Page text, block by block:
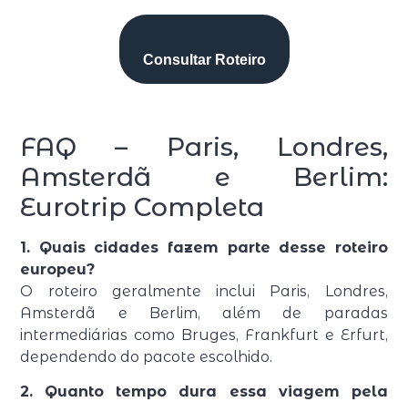
Consultar Roteiro
FAQ – Paris, Londres,
Amsterdã e Berlim:
Eurotrip Completa
1. Quais cidades fazem parte desse roteiro
europeu?
O roteiro geralmente inclui Paris, Londres,
Amsterdã e Berlim, além de paradas
intermediárias como Bruges, Frankfurt e Erfurt,
dependendo do pacote escolhido.
2. Quanto tempo dura essa viagem pela